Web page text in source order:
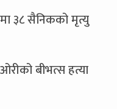
३८ सैनिकको मृत्यु
बीभत्स हत्या